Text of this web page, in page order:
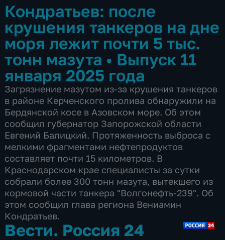
Кондратьев: после
крушения танкеров на дне
моря лежит почти 5 тыс.
тонн мазута • Выпуск 11
января 2025 года
Загрязнение мазутом из-за крушения танкеров
в районе Керченского пролива обнаружили на
Бердянской косе в Азовском море. Об этом
сообщил губернатор Запорожской области
Евгений Балицкий. Протяженность выброса с
мелкими фрагментами нефтепродуктов
составляет почти 15 километров. В
Краснодарском крае специалисты за сутки
собрали более 300 тонн мазута, вытекшего из
кормовой части танкера "Волгонефть-239". Об
этом сообщил глава региона Вениамин
Кондратьев.
Вести. Россия 24